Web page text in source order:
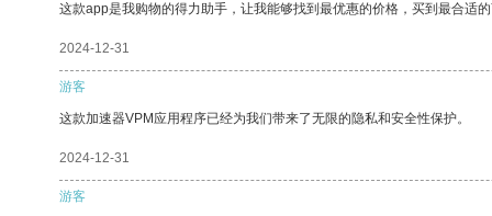
这款app是我购物的得力助手，让我能够找到最优惠的价格，买到最合适
2024-12-31
游客
这款加速器VPM应用程序已经为我们带来了无限的隐私和安全性保护。
2024-12-31
游客